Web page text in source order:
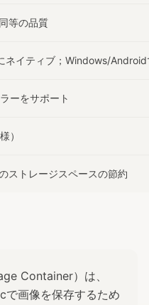
等の品質
ネイティブ；Windows/Android
ーをサポート
）
ストレージスペースの節約
Container）は、
画像を保存するため